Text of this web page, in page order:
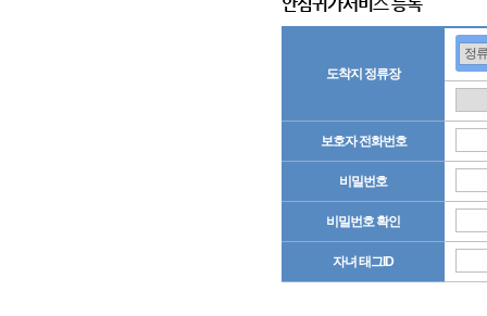
도착지 정류장
보호자 전화번호
비밀번호
비밀번호 확인
자녀 태그ID